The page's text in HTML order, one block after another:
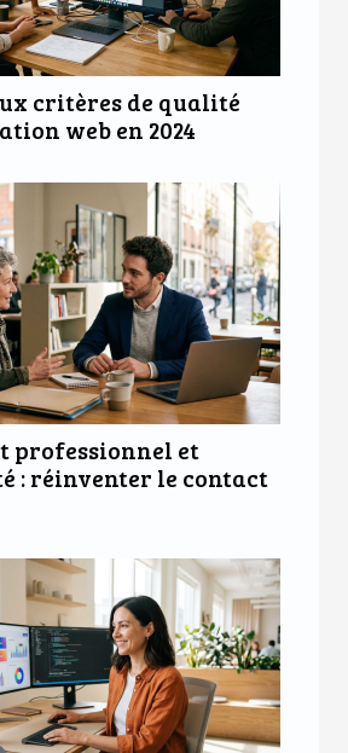
critères de qualité
web en 2024
professionnel et
: réinventer le contact